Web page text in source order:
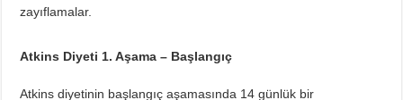
zayıflamalar.
Atkins Diyeti 1. Aşama – Başlangıç
Atkins diyetinin başlangıç aşamasında 14 günlük bir